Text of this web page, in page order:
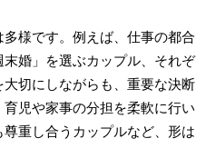
様です。例えば、仕事の都合
婚」を選ぶカップル、それぞ
切にしながらも、重要な決断
児や家事の分担を柔軟に行い
重し合うカップルなど、形は